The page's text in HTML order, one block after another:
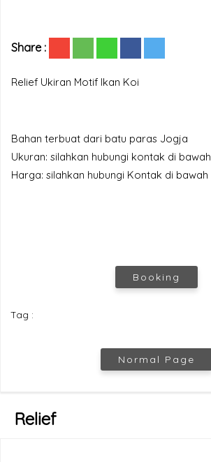
Share :
Relief Ukiran Motif Ikan Koi
Bahan terbuat dari batu paras Jogja
Ukuran: silahkan hubungi kontak di bawah
Harga: silahkan hubungi Kontak di bawah
Booking
Tag :
Normal Page
Relief